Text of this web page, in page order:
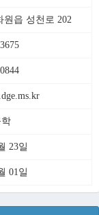
읍 성천로 202
23일
01일